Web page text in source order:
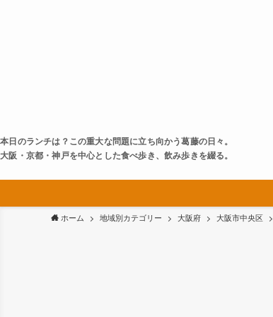
本日のランチは？この重大な問題に立ち向かう葛藤の日々。
大阪・京都・神戸を中心とした食べ歩き、飲み歩きを綴る。
ホーム 地域別カテゴリー 大阪府 大阪市中央区